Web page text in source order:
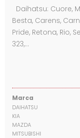
Daihatsu: Cuore,
Besta, Carens,
Pride, Retona, Rio,
323,…
Marca
DAIHATSU
KIA
MAZDA
MITSUBISHI